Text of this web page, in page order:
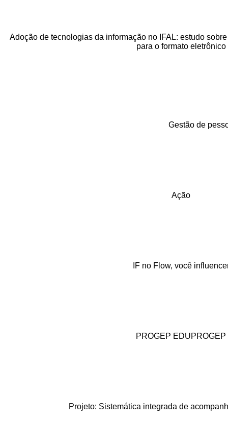
Adoção de tecnologias da informação no IFAL: estudo
para o formato eletrônico
Gestão de
Ação
IF no Flow, você
PROGEP EDUPROGEP
Projeto: Sistemática integrada de